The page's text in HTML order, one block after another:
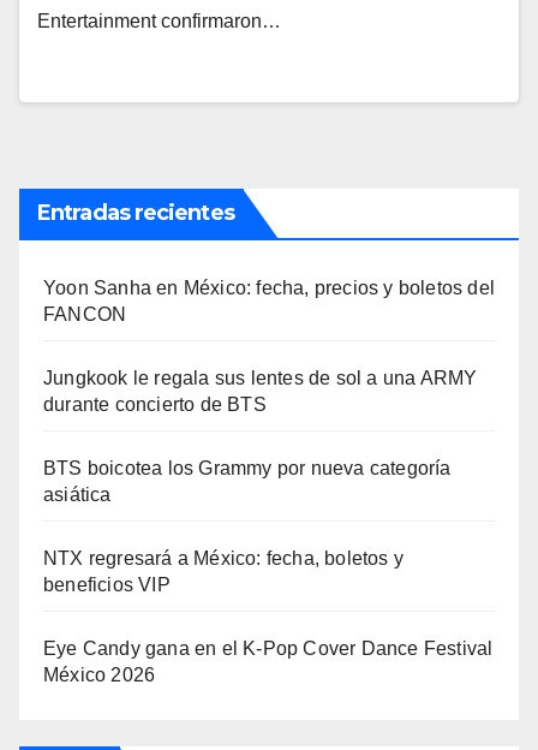
Entertainment confirmaron…
Entradas recientes
Yoon Sanha en México: fecha, precios y boletos del
FANCON
Jungkook le regala sus lentes de sol a una ARMY
durante concierto de BTS
BTS boicotea los Grammy por nueva categoría
asiática
NTX regresará a México: fecha, boletos y
beneficios VIP
Eye Candy gana en el K-Pop Cover Dance Festival
México 2026